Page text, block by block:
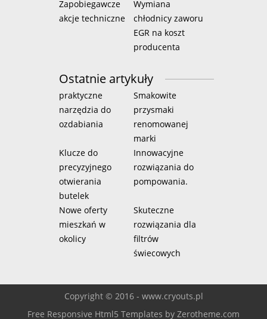
Zapobiegawcze
akcje techniczne
Wymiana
chłodnicy zaworu
EGR na koszt
producenta
Ostatnie artykuły
praktyczne
narzędzia do
ozdabiania
Smakowite
przysmaki
renomowanej
marki
Klucze do
precyzyjnego
otwierania
butelek
Innowacyjne
rozwiązania do
pompowania.
Nowe oferty
mieszkań w
okolicy
Skuteczne
rozwiązania dla
filtrów
świecowych
Copyright © 2016 - www.cryouts.pl
Free Responsive Html5 Templates by Zerotheme.com